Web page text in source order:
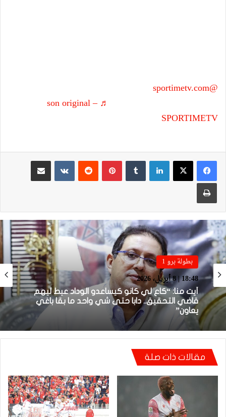
@sportimetv.com
♬ son original –
SPORTIMETV
لينكدإن بينتيريست
مشاركة عبر البريد
طباعة
بطولة برو 1
18:48 | 8 أبريل، 2026
أيت منا: “كاع لي كانو كيساعدو الوداد عيط ليهم
قاضي التحقيق.. دابا حتى شي واحد ما بقا باغي
يعاون”
بطولة برو 1
22:23 | 6 أبريل، 2026
توالي النتائج السلبية يلاحق الوداد الرياضي بعد
مقالات ذات صلة